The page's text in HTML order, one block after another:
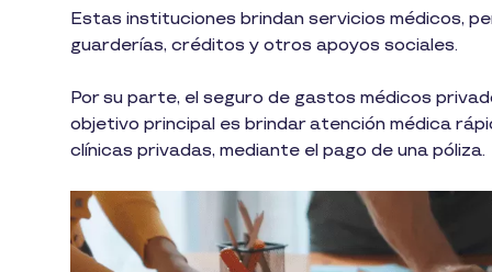
Estas instituciones brindan servicios médicos,
guarderías, créditos y otros apoyos sociales.
Por su parte, el seguro de gastos médicos
objetivo principal es brindar atención médica
clínicas privadas, mediante el pago de una póliza.